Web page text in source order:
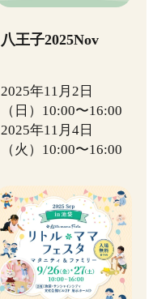
八王子2025Nov
2025年11月2日
（日）10:00〜16:00
2025年11月4日
（火）10:00〜16:00